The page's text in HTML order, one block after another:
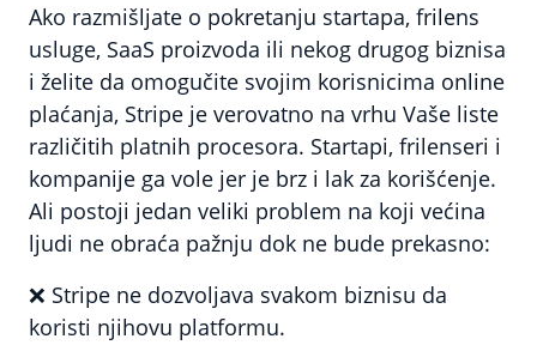
Ako razmišljate o pokretanju startapa, frilens
usluge, SaaS proizvoda ili nekog drugog biznisa
i želite da omogučite svojim korisnicima online
plaćanja, Stripe je verovatno na vrhu Vaše liste
različitih platnih procesora. Startapi, frilenseri i
kompanije ga vole jer je brz i lak za korišćenje.
Ali postoji jedan veliki problem na koji većina
ljudi ne obraća pažnju dok ne bude prekasno:
❌ Stripe ne dozvoljava svakom biznisu da
koristi njihovu platformu.